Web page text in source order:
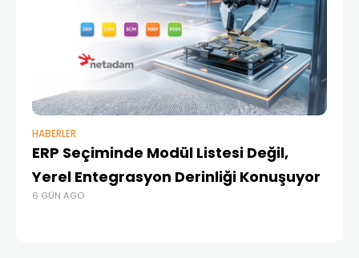
HABERLER
ERP Seçiminde Modül Listesi Değil,
Yerel Entegrasyon Derinliği Konuşuyor
6 GÜN AGO